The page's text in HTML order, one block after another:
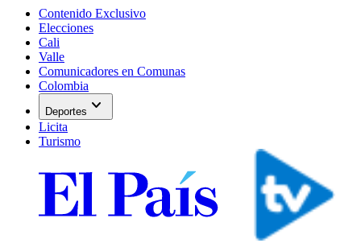
Contenido Exclusivo
Elecciones
Cali
Valle
Comunicadores en Comunas
Colombia
Deportes expand_more
Licita
Turismo